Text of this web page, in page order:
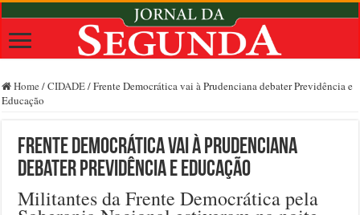
Home /CIDADE/Frente Democrática vai à Prudenciana debater Previdência e
Educação
Frente Democrática vai à Prudenciana
debater Previdência e Educação
Militantes da Frente Democrática pela